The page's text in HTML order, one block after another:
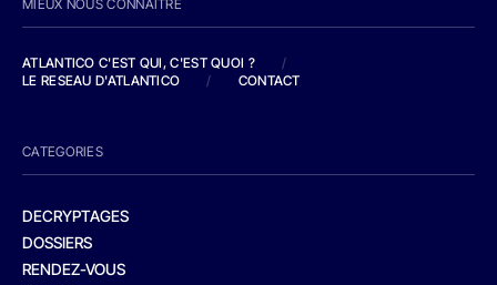
MIEUX NOUS CONNAITRE
ATLANTICO C'EST QUI, C'EST QUOI ?
/
LE RESEAU D'ATLANTICO
/ CONTACT
CATEGORIES
DECRYPTAGES
DOSSIERS
RENDEZ-VOUS